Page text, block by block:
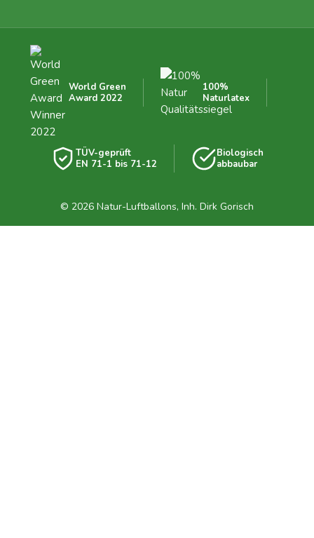
World Green
Award 2022
100%
Naturlatex
TÜV-geprüft
EN 71-1 bis 71-12
Biologisch
abbaubar
© 2026 Natur-Luftballons, Inh. Dirk Gorisch